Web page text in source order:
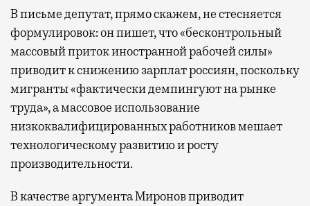
В письме депутат, прямо скажем, не стесняется
формулировок: он пишет, что «бесконтрольный
массовый приток иностранной рабочей силы»
приводит к снижению зарплат россиян, поскольку
мигранты «фактически демпингуют на рынке
труда», а массовое использование
низкоквалифицированных работников мешает
технологическому развитию и росту
производительности.
В качестве аргумента Миронов приводит